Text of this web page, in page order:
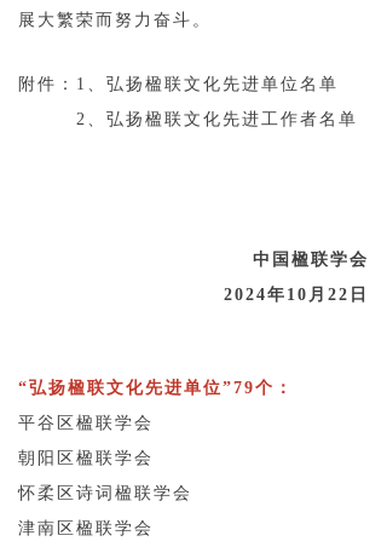
展大繁荣而努力奋斗。
附件：1、弘扬楹联文化先进单位名单
2、弘扬楹联文化先进工作者名单
中国楹联学会
2024年10月22日
“弘扬楹联文化先进单位”79个：
平谷区楹联学会
朝阳区楹联学会
怀柔区诗词楹联学会
津南区楹联学会